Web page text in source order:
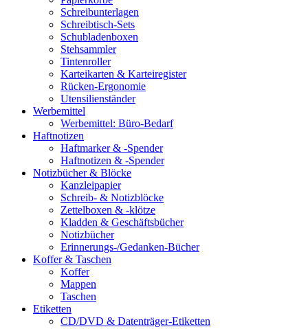
Schreibunterlagen
Schreibtisch-Sets
Schubladenboxen
Stehsammler
Tintenroller
Karteikarten & Karteiregister
Rücken-Ergonomie
Utensilienständer
Werbemittel
Werbemittel: Büro-Bedarf
Haftnotizen
Haftmarker & -Spender
Haftnotizen & -Spender
Notizbücher & Blöcke
Kanzleipapier
Schreib- & Notizblöcke
Zettelboxen & -klötze
Kladden & Geschäftsbücher
Notizbücher
Erinnerungs-/Gedanken-Bücher
Koffer & Taschen
Koffer
Mappen
Taschen
Etiketten
CD/DVD & Datenträger-Etiketten